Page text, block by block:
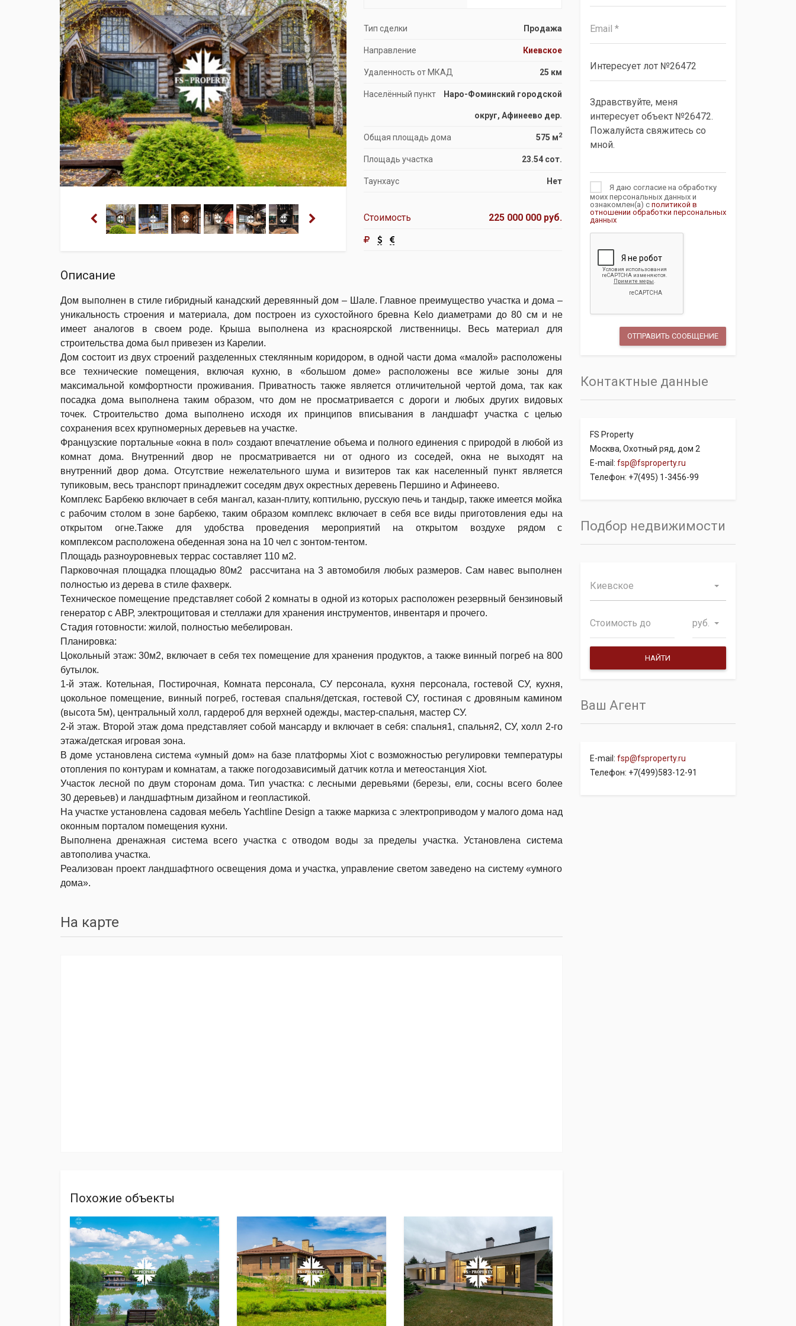
Продажа особняков
Помещения свободного назначения
Тип сделки Продажа
Направление Киевское
Удаленность от МКАД 25 км
Населённый пункт Наро-Фоминский городской
округ, Афинеево дер.
Общая площадь дома 575 м2
Площадь участка 23.54 сот.
Таунхаус Нет
Стоимость 225 000 000 руб.
Описание
Дом выполнен в стиле гибридный канадский деревянный дом – Шале. Главное преимущество участка и дома –
уникальность строения и материала, дом построен из сухостойного бревна Kelo диаметрами до 80 см и не
имеетаналогов в своем роде. Крыша выполнена из красноярской лиственницы. Весь материал для
строительства дома был привезен из Карелии.
Дом состоит из двух строений разделенных стеклянным коридором, в одной части дома «малой» расположены
все технические помещения, включая кухню, в «большом доме» расположены все жилые зоны для
максимальной комфортности проживания. Приватность также является отличительной чертой дома, так как
посадка дома выполнена таким образом, что дом не просматривается с дороги и любых других видовых
точек. Строительство дома выполнено исходя их принципов вписывания в ландшафт участка с целью
сохранения всех крупномерных деревьев на участке.
Французские портальные «окна в пол» создают впечатление объема и полного единения с природой в любой из
комнат дома. Внутренний двор не просматривается ни от одного из соседей, окна не выходят на
внутренний двор дома. Отсутствие нежелательного шума и визитеров так как населенный пункт является
тупиковым, весь транспорт принадлежит соседям двух окрестных деревень Першино и Афинеево.
Комплекс Барбекю включает в себя мангал, казан-плиту, коптильню, русскую печь и тандыр, также имеется мойка
с рабочим столом в зоне барбекю, таким образом комплекс включает в себя все виды приготовления еды на
открытом огне.Также для удобства проведения мероприятий на открытом воздухе рядом с
комплексом расположена обеденная зона на 10 чел с зонтом-тентом.
Площадь разноуровневых террас составляет 110 м2.
Парковочная площадка площадью 80м2 рассчитана на 3 автомобиля любых размеров. Сам навес выполнен
полностью из дерева в стиле фахверк.
Техническое помещение представляет собой 2 комнаты в одной из которых расположен резервный бензиновый
генератор с АВР, электрощитовая и стеллажи для хранения инструментов, инвентаря и прочего.
Стадия готовности: жилой, полностью мебелирован.
Планировка:
Цокольный этаж: 30м2, включает в себя тех помещение для хранения продуктов, а также винный погреб на 800
бутылок.
1-й этаж. Котельная, Постирочная, Комната персонала, СУ персонала, кухня персонала, гостевой СУ, кухня,
цокольное помещение, винный погреб, гостевая спальня/детская, гостевой СУ, гостиная с дровяным камином
(высота 5м), центральный холл, гардероб для верхней одежды, мастер-спальня, мастер СУ.
2-й этаж. Второй этаж дома представляет собой мансарду и включает в себя: спальня1, спальня2, СУ, холл 2-го
этажа/детская игровая зона.
В доме установлена система «умный дом» на базе платформы Xiot с возможностью регулировки температуры
отопления по контурам и комнатам, а также погодозависимый датчик котла и метеостанция Xiot.
Участок лесной по двум сторонам дома. Тип участка: с лесными деревьями (березы, ели, сосны всего более
30 деревьев) и ландшафтным дизайном и геопластикой.
На участке установлена садовая мебель Yachtline Design а также маркиза с электроприводом у малого дома над
оконным порталом помещения кухни.
Выполнена дренажная система всего участка с отводом воды за пределы участка. Установлена система
автополива участка.
Реализован проект ландшафтного освещения дома и участка, управление светом заведено на систему «умного
дома».
На карте
Похожие объекты
Я даю согласие на обработку
моих персональных данных и
ознакомлен(а) с политикой в
отношении обработки персональных
данных
Контактные данные
FS Property
Москва, Охотный ряд, дом 2
E-mail: fsp@fsproperty.ru
Телефон: +7(495) 1-3456-99
Подбор недвижимости
Киевское
руб.
Ваш Агент
E-mail: fsp@fsproperty.ru
Телефон: +7(499)583-12-91